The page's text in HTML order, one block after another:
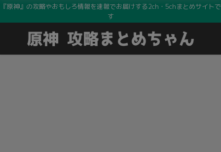
『原神』の攻略やおもしろ情報を速報でお届けする2ch・5chまとめサイトで
す